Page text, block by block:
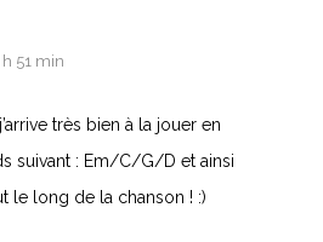
51 min
très bien à la jouer en
suivant : Em/C/G/D et ainsi
le long de la chanson ! :)